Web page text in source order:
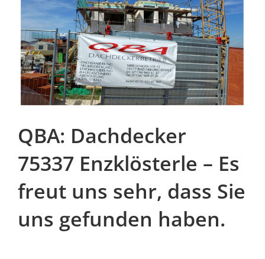
QBA: Dachdecker
75337 Enzklösterle – Es
freut uns sehr, dass Sie
uns gefunden haben.